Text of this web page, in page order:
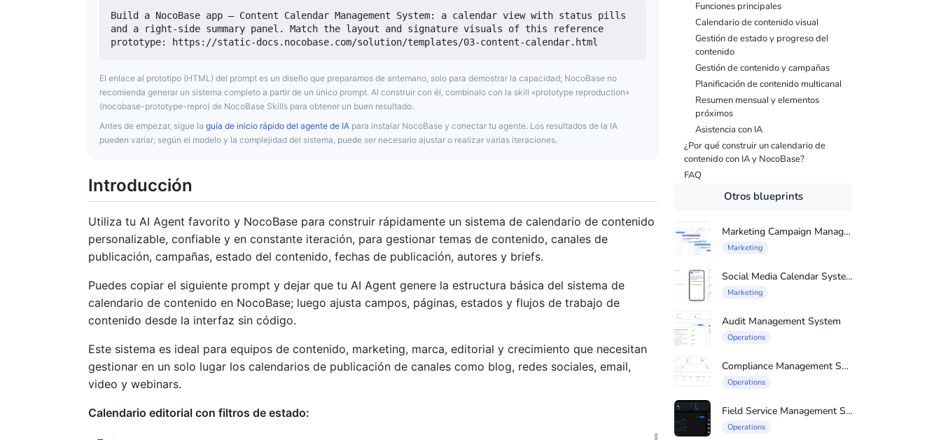
Build a NocoBase app — Content Calendar Management System: a calendar view with status pills
and a right-side summary panel. Match the layout and signature visuals of this reference
prototype: https://static-docs.nocobase.com/solution/templates/03-content-calendar.html
El enlace al prototipo (HTML) del prompt es un diseño que preparamos de antemano, solo para demostrar la capacidad; NocoBase no
recomienda generar un sistema completo a partir de un único prompt. Al construir con él, combínalo con la skill «prototype reproduction»
(nocobase-prototype-repro) de NocoBase Skills para obtener un buen resultado.
Antes de empezar, sigue la guía de inicio rápido del agente de IA para instalar NocoBase y conectar tu agente. Los resultados de la IA
pueden variar; según el modelo y la complejidad del sistema, puede ser necesario ajustar o realizar varias iteraciones.
Introducción
Utiliza tu AI Agent favorito y NocoBase para construir rápidamente un sistema de calendario de contenido
personalizable, confiable y en constante iteración, para gestionar temas de contenido, canales de
publicación, campañas, estado del contenido, fechas de publicación, autores y briefs.
Puedes copiar el siguiente prompt y dejar que tu AI Agent genere la estructura básica del sistema de
calendario de contenido en NocoBase; luego ajusta campos, páginas, estados y flujos de trabajo de
contenido desde la interfaz sin código.
Este sistema es ideal para equipos de contenido, marketing, marca, editorial y crecimiento que necesitan
gestionar en un solo lugar los calendarios de publicación de canales como blog, redes sociales, email,
video y webinars.
Calendario editorial con filtros de estado:
Funciones principales
Calendario de contenido visual
Gestión de estado y progreso del
contenido
Gestión de contenido y campañas
Planificación de contenido multicanal
Resumen mensual y elementos
próximos
Asistencia con IA
¿Por qué construir un calendario de
contenido con IA y NocoBase?
FAQ
Otros blueprints
Marketing Campaign Management System
Marketing
Social Media Calendar System
Marketing
Audit Management System
Operations
Compliance Management System
Operations
Field Service Management Syste
Operations